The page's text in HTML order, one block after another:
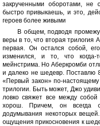
закрученными оборотами, не
быстро привыкаешь, и это,
героев более живыми
В общем, подводя
веры в то, что вторая трилогия
первая. Он остался собой,
изменился, и то, что
мейнстрима. Но Аберкромби
и далеко не шедевр. Поставлю
«Первый закон» по-
трилогии. Быть может, Джо
ловко свяжет все между
хорош. Причем, он всегда
додумывания некоторых
ощущения прикосновения к